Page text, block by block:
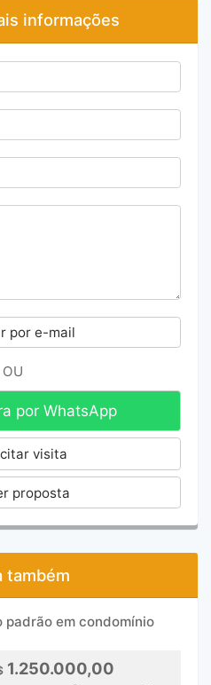
informações
por e-mail
OU
por WhatsApp
visita
proposta
também
padrão em condomínio
1.250.000,00